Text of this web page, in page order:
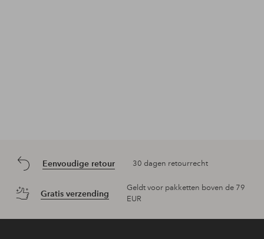
Eenvoudige retour 30 dagen retourrecht
Gratis verzending
Geldt voor pakketten boven de 79
EUR